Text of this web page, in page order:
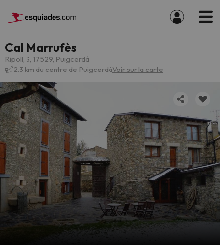
Cal Marrufès
Ripoll, 3, 17529, Puigcerdá
2.3 km du centre de PuigcerdáVoir sur la carte